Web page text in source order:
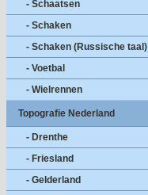
- Schaatsen
- Schaken
- Schaken (Russische taal)
- Voetbal
- Wielrennen
Topografie Nederland
- Drenthe
- Friesland
- Gelderland